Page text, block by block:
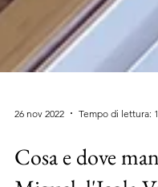
26 nov 2022 Tempo di lettura: